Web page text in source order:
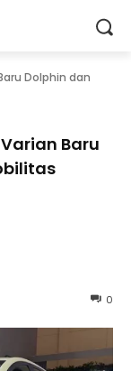
Dolphin dan
Baru
0